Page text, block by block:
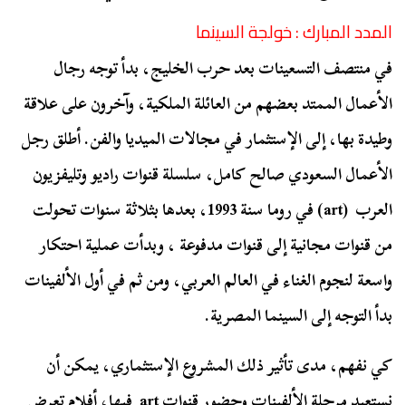
المدد المبارك : خولجة السينما
في منتصف التسعينات بعد حرب الخليج، بدأ توجه رجال
الأعمال الممتد بعضهم من العائلة الملكية، وآخرون على علاقة
وطيدة بها، إلى الإستثمار في مجالات الميديا والفن. أطلق رجل
الأعمال السعودي صالح كامل، سلسلة قنوات راديو وتليفزيون
العرب (art) في روما سنة 1993، بعدها بثلاثة سنوات تحولت
من قنوات مجانية إلى قنوات مدفوعة ، وبدأت عملية احتكار
واسعة لنجوم الغناء في العالم العربي، ومن ثم في أول الألفينات
بدأ التوجه إلى السينما المصرية.
كي نفهم، مدى تأثير ذلك المشروع الإستثماري، يمكن أن